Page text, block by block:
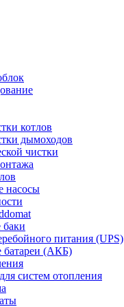
котлов
дымоходов
чистки
насосы
питания (UPS)
батареи (АКБ)
систем отопления